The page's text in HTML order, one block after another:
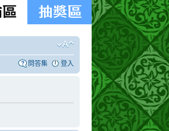
問答集 登入